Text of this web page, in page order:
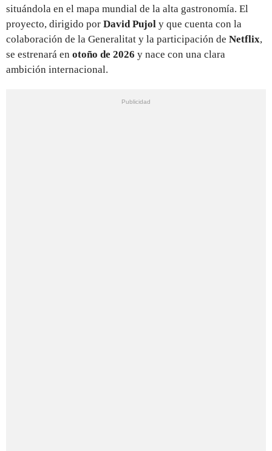
situándola en el mapa mundial de la alta gastronomía. El
proyecto, dirigido por David Pujol y que cuenta con la
colaboración de la Generalitat y la participación de Netflix,
se estrenará en otoño de 2026 y nace con una clara
ambición internacional.